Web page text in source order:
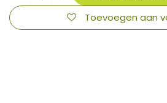
Toevoegen aan